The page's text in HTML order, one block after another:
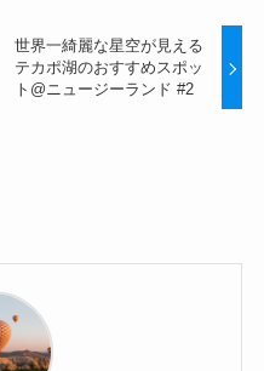
世界一綺麗な星空が見える
テカポ湖のおすすめスポッ
ト@ニュージーランド #2